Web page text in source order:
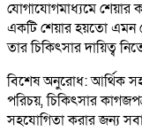
যোগাযোগমাধ্যমে শেয়ার
একটি শেয়ার হয়তো এমন
তার চিকিৎসার দায়িত্ব
বিশেষ অনুরোধ: আর্থিক
পরিচয়, চিকিৎসার
সহযোগিতা করার জন্য